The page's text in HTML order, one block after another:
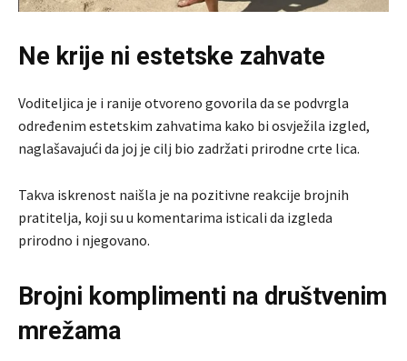
Ne krije ni estetske zahvate
Voditeljica je i ranije otvoreno govorila da se podvrgla
određenim estetskim zahvatima kako bi osvježila izgled,
naglašavajući da joj je cilj bio zadržati prirodne crte lica.
Takva iskrenost naišla je na pozitivne reakcije brojnih
pratitelja, koji su u komentarima isticali da izgleda
prirodno i njegovano.
Brojni komplimenti na društvenim
mrežama